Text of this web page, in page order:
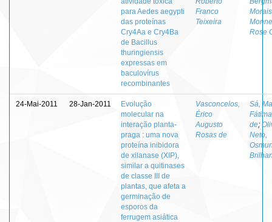
para Aedes aegypti
das proteínas
Cry4Aa e Cry4Ba
de Bacillus
thuringiensis
expressas em
baculovírus
recombinantes
Franco
Teixeira
Morais
Rose
24-Mai-2011 28-Jan-2011
Evolução
molecular na
interação planta-
praga : uma nova
proteína inibidora
de xilanase (XIP),
similar a quitinases
de classe III de
plantas, que afeta a
germinação de
esporos da
ferrugem asiática
Vasconcelos,
Érico
Augusto
Rosas de
Sá,
de;
Neto,